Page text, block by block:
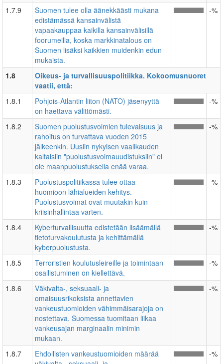
1.7.9
Suomen tulee olla äänekkäästi mukana
edistämässä kansainvälistä
vapaakauppaa kaikilla kansainvälisillä
foorumeilla, koska markkinatalous on
Suomen lisäksi kaikkien muidenkin edun
mukaista.
-%
1.8
Oikeus- ja turvallisuuspolitiikka. Kokoomusnuoret
vaatii, että:
1.8.1
Pohjois-Atlantin liiton (NATO) jäsenyyttä
on haettava välittömästi.
-%
1.8.2
Suomen puolustusvoimien tulevaisuus ja
rahoitus on turvattava vuoden 2015
jälkeenkin. Uusiin nykyisen vaalikauden
kaltaisiin "puolustusvoimauudistuksiin" ei
ole maanpuolustuksella enää varaa.
-%
1.8.3
Puolustuspolitiikassa tulee ottaa
huomioon lähialueiden kehitys.
Puolustusvoimat ovat muutakin kuin
kriisinhallintaa varten.
-%
1.8.4
Kyberturvallisuutta edistetään lisäämällä
tietoturvakoulutusta ja kehittämällä
kyberpuolustusta.
-%
1.8.5
Terroristien koulutusleireille ja toimintaan
osallistuminen on kiellettävä.
-%
1.8.6
Väkivalta-, seksuaali- ja
omaisuusrikoksista annettavien
vankeustuomioiden vähimmäisarajoja on
nostettava. Suomessa tuomitaan liikaa
vankeusajan marginaalin minimin
mukaan.
-%
1.8.7
Ehdollisten vankeustuomioiden määrää
-%